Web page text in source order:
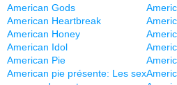
American Gods
American Heartbreak
American Honey
American Idol
American Pie
American pie présente: Les sex